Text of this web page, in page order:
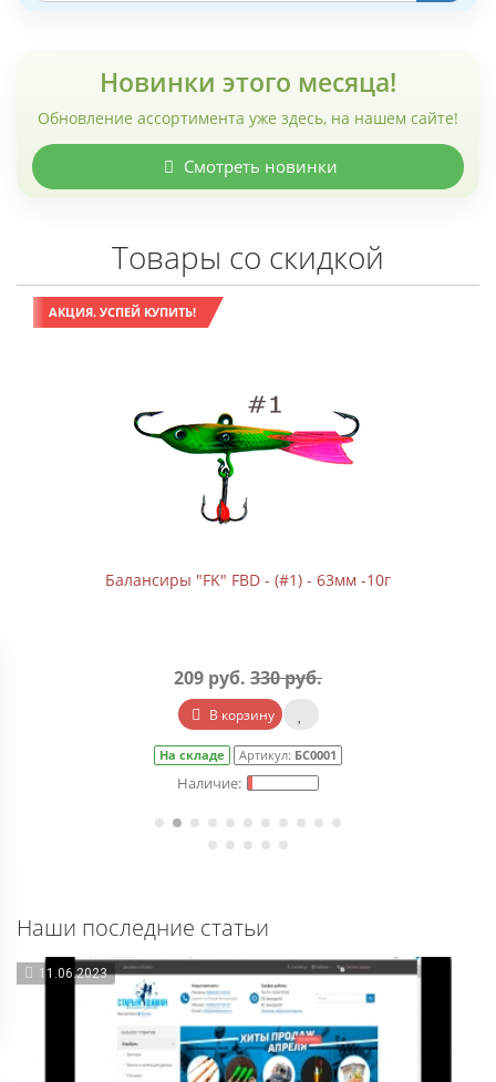
Новинки этого месяца!
Обновление ассортимента уже здесь, на нашем сайте!
Смотреть новинки
Товары со скидкой
АКЦИЯ. УСПЕЙ КУПИТЬ!
Балансиры "FK" FBD - (#1) - 63мм -10г
209 руб. 330 руб.
В корзину
На складе Артикул: БС0001
Наши последние статьи
11.06.2023